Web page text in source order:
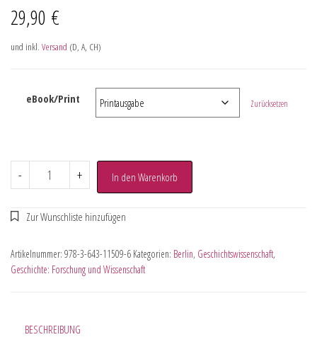
29,90 €
und inkl. Versand (D, A, CH)
eBook/Print Zurücksetzen
- + In den Warenkorb
Artikelnummer: 978-3-643-11509-6 Kategorien: Berlin, Geschichtswissenschaft,
Geschichte: Forschung und Wissenschaft
BESCHREIBUNG